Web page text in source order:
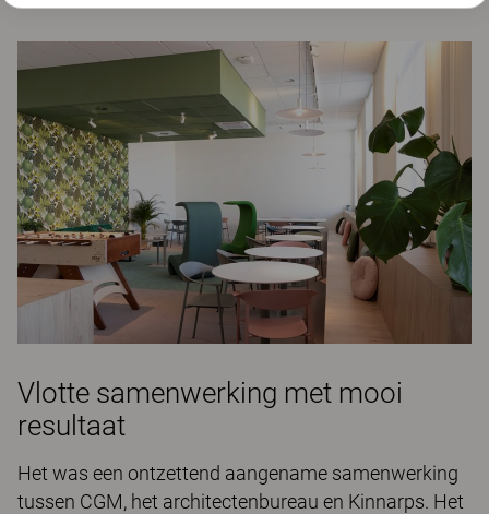
Vlotte samenwerking met mooi
resultaat
Het was een ontzettend aangename samenwerking
tussen CGM, het architectenbureau en Kinnarps. Het